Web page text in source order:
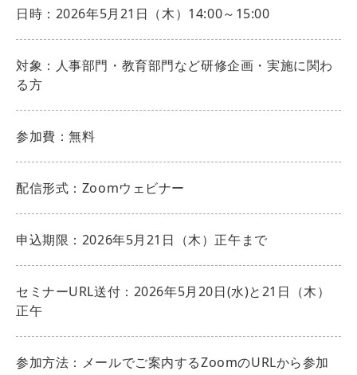
日時：2026年5月21日（木）14:00～15:00
対象：人事部門・教育部門など研修企画・実施に関わ
る方
参加費：無料
配信形式：Zoomウェビナー
申込期限：2026年5月21日（木）正午まで
セミナーURL送付：2026年5月20日(水)と21日（木）
正午
参加方法：メールでご案内するZoomのURLから参加